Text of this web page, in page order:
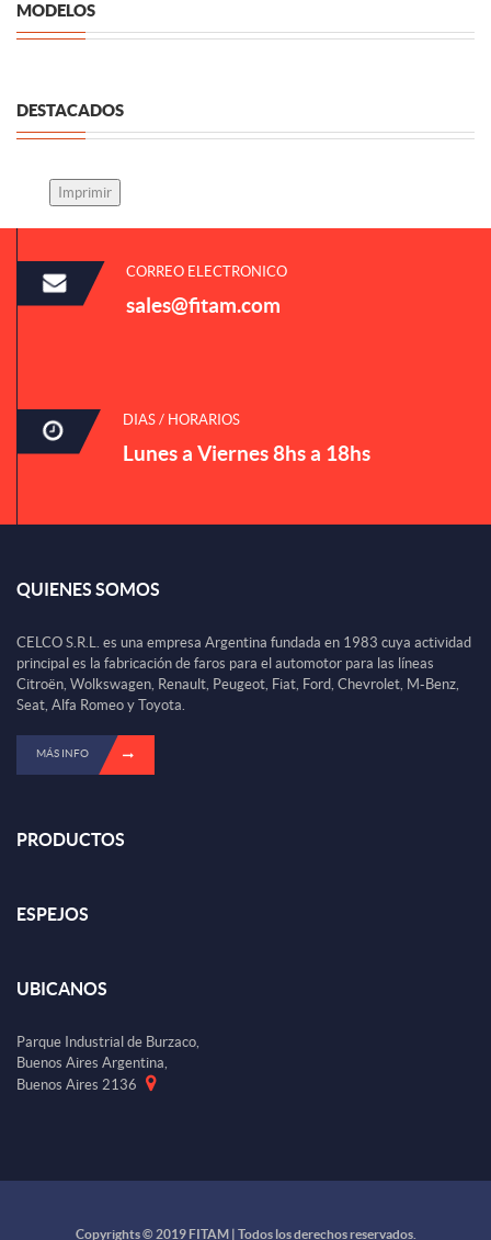
MODELOS
DESTACADOS
CORREO ELECTRONICO
sales@fitam.com
DIAS / HORARIOS
Lunes a Viernes 8hs a 18hs
QUIENES SOMOS
CELCO S.R.L. es una empresa Argentina fundada en 1983 cuya actividad
principal es la fabricación de faros para el automotor para las líneas
Citroën, Wolkswagen, Renault, Peugeot, Fiat, Ford, Chevrolet, M-Benz,
Seat, Alfa Romeo y Toyota.
MÁS INFO
PRODUCTOS
ESPEJOS
UBICANOS
Parque Industrial de Burzaco,
Buenos Aires Argentina,
Buenos Aires 2136
Copyrights © 2019 FITAM | Todos los derechos reservados.